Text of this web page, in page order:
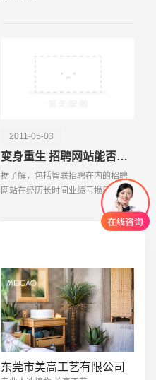
2011-05-03
变身重生 招聘网站能否迎来“第二春”
据了解，包括智联招聘在内的招聘
网站在经历长时间业绩亏损后，都
已呈现明显回升态势。前程无忧在
经过2010年第四季度运营利润增长
东莞市美高工艺有限公司
· 标准企业官网建设 · 外贸网